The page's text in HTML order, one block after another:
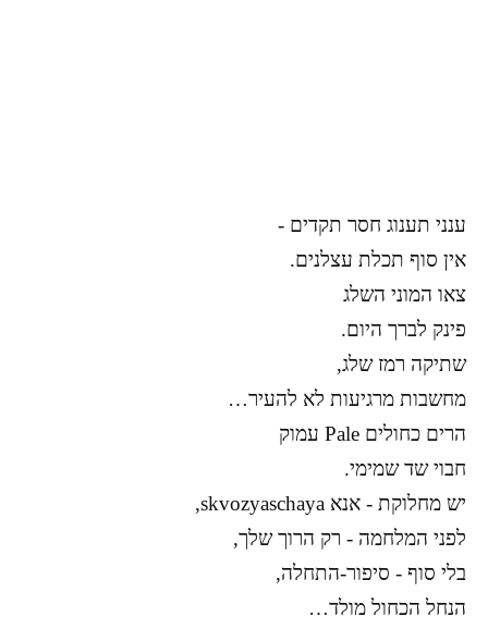
ענני תענוג חסר תקדים -
אין סוף תכלת עצלנים.
צאו המוני השלג
פינק לברך היום.
שתיקה רמז שלג,
מחשבות מרגיעות לא להעיר…
הרים כחולים Pale עמוק
חבוי שד שמימי.
יש מחלוקת - אנא skvozyaschaya,
לפני המלחמה - רק הרוך שלך,
בלי סוף - סיפור-התחלה,
הנחל הכחול מולד…